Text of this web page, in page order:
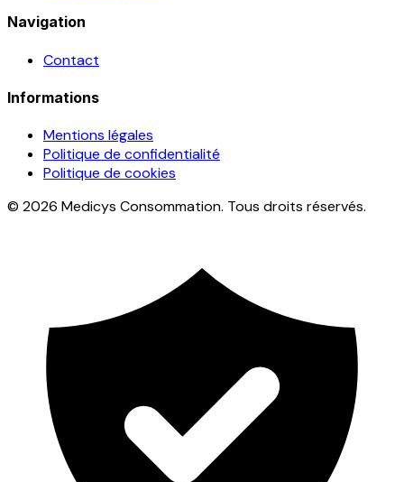
Navigation
Contact
Informations
Mentions légales
Politique de confidentialité
Politique de cookies
© 2026 Medicys Consommation. Tous droits réservés.